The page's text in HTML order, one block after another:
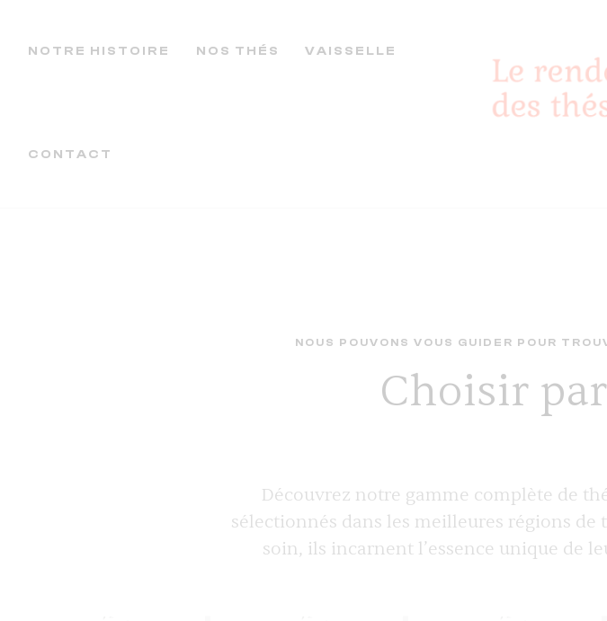
NOTRE HISTOIRE NOS THÉS VAISSELLE
CONTACT
Choisir
NOUS POUVONS VOUS GUIDER POUR
Découvrez notre gamme complète de
sélectionnés dans les meilleures régions
soin, ils incarnent l’essence unique de